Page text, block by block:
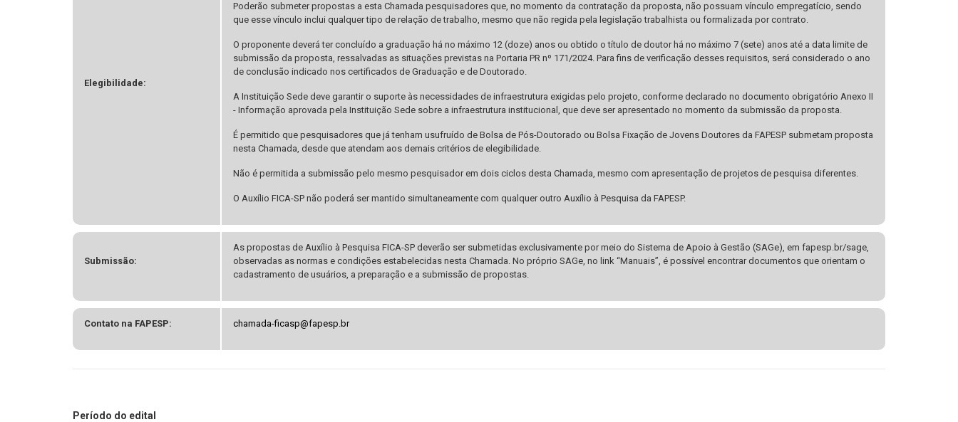
Elegibilidade:
Poderão submeter propostas a esta Chamada pesquisadores que, no momento da contratação da proposta, não possuam vínculo empregatício, sendo
que esse vínculo inclui qualquer tipo de relação de trabalho, mesmo que não regida pela legislação trabalhista ou formalizada por contrato.
O proponente deverá ter concluído a graduação há no máximo 12 (doze) anos ou obtido o título de doutor há no máximo 7 (sete) anos até a data limite de
submissão da proposta, ressalvadas as situações previstas na Portaria PR nº 171/2024. Para fins de verificação desses requisitos, será considerado o ano
de conclusão indicado nos certificados de Graduação e de Doutorado.
A Instituição Sede deve garantir o suporte às necessidades de infraestrutura exigidas pelo projeto, conforme declarado no documento obrigatório Anexo II
- Informação aprovada pela Instituição Sede sobre a infraestrutura institucional, que deve ser apresentado no momento da submissão da proposta.
É permitido que pesquisadores que já tenham usufruído de Bolsa de Pós-Doutorado ou Bolsa Fixação de Jovens Doutores da FAPESP submetam proposta
nesta Chamada, desde que atendam aos demais critérios de elegibilidade.
Não é permitida a submissão pelo mesmo pesquisador em dois ciclos desta Chamada, mesmo com apresentação de projetos de pesquisa diferentes.
O Auxílio FICA-SP não poderá ser mantido simultaneamente com qualquer outro Auxílio à Pesquisa da FAPESP.
Submissão:
As propostas de Auxílio à Pesquisa FICA-SP deverão ser submetidas exclusivamente por meio do Sistema de Apoio à Gestão (SAGe), em fapesp.br/sage,
observadas as normas e condições estabelecidas nesta Chamada. No próprio SAGe, no link “Manuais”, é possível encontrar documentos que orientam o
cadastramento de usuários, a preparação e a submissão de propostas.
Contato na FAPESP: chamada-ficasp@fapesp.br
Período do edital